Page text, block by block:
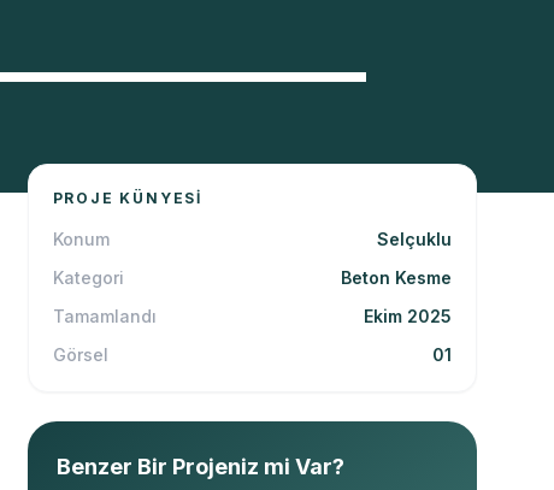
PROJE KÜNYESI
Konum
Selçuklu
Kategori
Beton Kesme
Tamamlandı
Ekim 2025
Görsel
01
Benzer Bir Projeniz mi Var?